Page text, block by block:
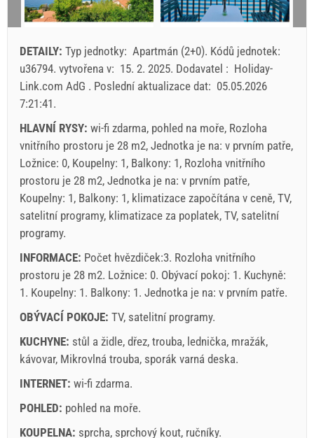
DETAILY: Typ jednotky: Apartmán (2+0). Kódů jednotek:
u36794. vytvořena v: 15. 2. 2025. Dodavatel : Holiday-
Link.com AdG . Poslední aktualizace dat: 05.05.2026
7:21:41.
HLAVNÍ RYSY: wi-fi zdarma, pohled na moře, Rozloha
vnitřního prostoru je 28 m2, Jednotka je na: v prvním patře,
Ložnice: 0, Koupelny: 1, Balkony: 1, Rozloha vnitřního
prostoru je 28 m2, Jednotka je na: v prvním patře,
Koupelny: 1, Balkony: 1, klimatizace započítána v ceně, TV,
satelitní programy, klimatizace za poplatek, TV, satelitní
programy.
INFORMACE: Počet hvězdiček:3. Rozloha vnitřního
prostoru je 28 m2. Ložnice: 0. Obývací pokoj: 1. Kuchyně:
1. Koupelny: 1. Balkony: 1. Jednotka je na: v prvním patře.
OBÝVACÍ POKOJE: TV, satelitní programy.
KUCHYNE: stůl a židle, dřez, trouba, lednička, mražák,
kávovar, Mikrovlná trouba, sporák varná deska.
INTERNET: wi-fi zdarma.
POHLED: pohled na moře.
KOUPELNA: sprcha, sprchový kout, ručníky.